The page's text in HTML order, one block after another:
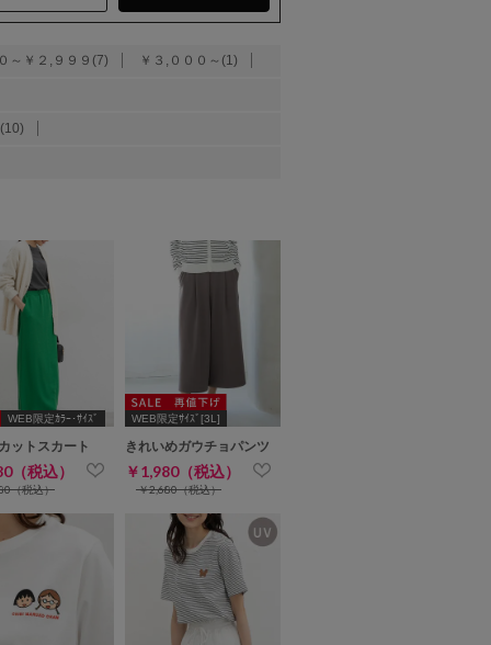
～￥２,９９９(7) ￥３,０００～(1)
WEB限定ｶﾗｰ･ｻｲｽﾞ
ットスカート
（税込）
（税込）
WEB限定ｻｲｽﾞ[3L]
きれいめガウチョパンツ
￥1,980（税込）
￥2,680（税込）